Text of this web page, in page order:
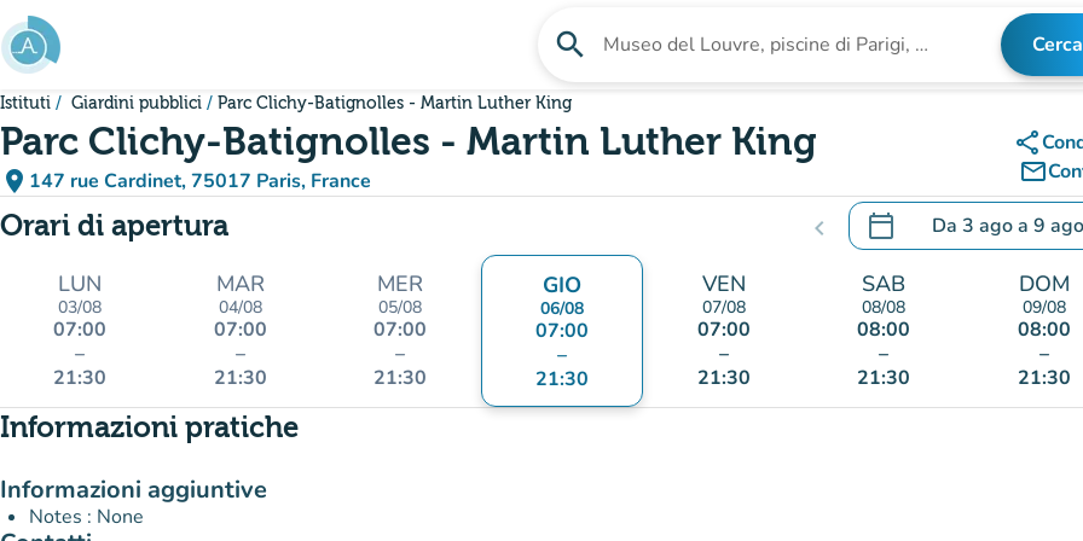
Vai al contenuto principale
search Cerca una struttura Cerca
Istituti Giardini pubblici Parc Clichy-Batignolles - Martin Luther King
Parc Clichy-Batignolles - Martin Luther King
place 147 rue Cardinet, 75017 Paris, France
(apri in Google Maps)
(nuova scheda)
share
mail_outline
Orari di apertura chevron_left calendar_today Da 3 agoa 9 ago
.Aprire il calendario per
LUN
03/08
07:00
–
21:30
MAR
04/08
07:00
–
21:30
MER
05/08
07:00
–
21:30
GIO
06/08
07:00
–
21:30
VEN
07/08
07:00
–
21:30
SAB
08/08
08:00
–
21:30
DOM
09/08
08:00
–
21:30
Informazioni pratiche
Informazioni aggiuntive
Notes : None